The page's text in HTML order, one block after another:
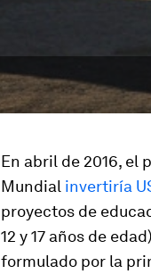
En abril de 2016, el
Mundial invertiría
proyectos de
12 y 17 años de
formulado por la